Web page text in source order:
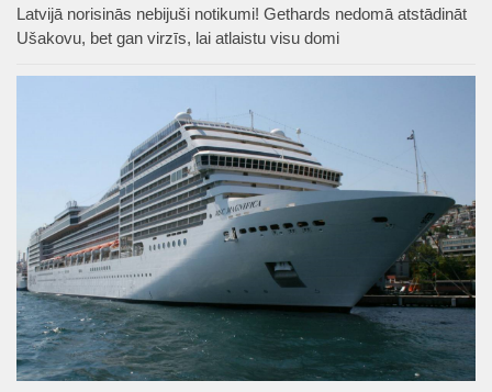
Latvijā norisinās nebijuši notikumi! Gethards nedomā atstādināt
Ušakovu, bet gan virzīs, lai atlaistu visu domi